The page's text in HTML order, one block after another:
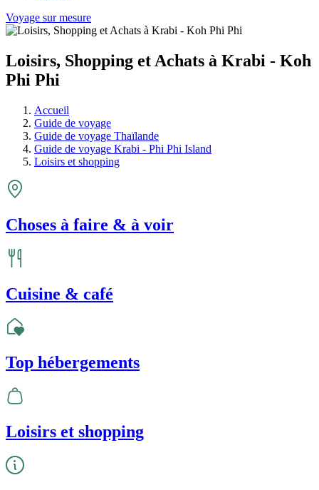
Voyage sur mesure
Loisirs, Shopping et Achats à Krabi - Koh
Phi Phi
Accueil
Guide de voyage
Guide de voyage Thaïlande
Guide de voyage Krabi - Phi Phi Island
Loisirs et shopping
Choses à faire & à voir
Cuisine & café
Top hébergements
Loisirs et shopping